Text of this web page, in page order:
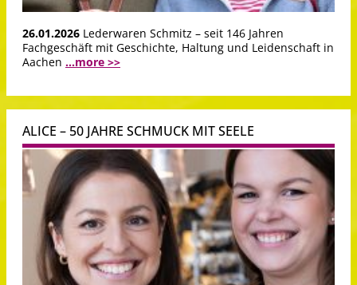
26.01.2026 Lederwaren Schmitz – seit 146 Jahren
Fachgeschäft mit Geschichte, Haltung und Leidenschaft in
Aachen ...more >>
ALICE – 50 JAHRE SCHMUCK MIT SEELE